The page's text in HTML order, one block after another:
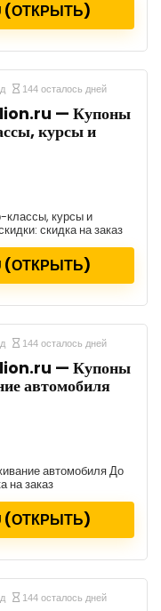
(ОТКРЫТЬ)
144 осталось дней
— Купоны
курсы и
курсы и
скидка на заказ
(ОТКРЫТЬ)
144 осталось дней
— Купоны
автомобиля
автомобиля До
на заказ
(ОТКРЫТЬ)
144 осталось дней